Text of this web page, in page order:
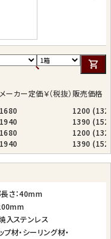
メーカー定価￥（税抜） 販売価格
1680
1200
1940
1390
1680
1200
1940 1390
さ：40mm
入ステンレス
プ材・シーリング材・